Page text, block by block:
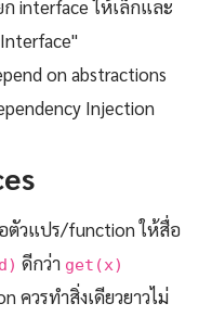
interface ให้เล็กและ
Interface"
on abstractions
Injection
ตัวแปร/function ให้สื่อ
ดีกว่า get(x)
ควรทำสิ่งเดียวยาวไม่